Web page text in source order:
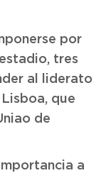
por
tres
al liderato
que
de
a